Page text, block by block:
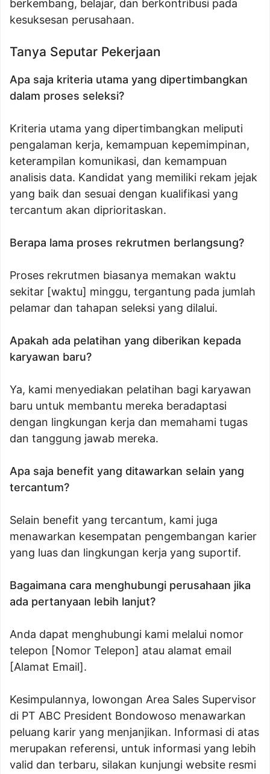
berkembang, belajar, dan berkontribusi pada
kesuksesan perusahaan.
Tanya Seputar Pekerjaan
Apa saja kriteria utama yang dipertimbangkan
dalam proses seleksi?
Kriteria utama yang dipertimbangkan meliputi
pengalaman kerja, kemampuan kepemimpinan,
keterampilan komunikasi, dan kemampuan
analisis data. Kandidat yang memiliki rekam jejak
yang baik dan sesuai dengan kualifikasi yang
tercantum akan diprioritaskan.
Berapa lama proses rekrutmen berlangsung?
Proses rekrutmen biasanya memakan waktu
sekitar [waktu] minggu, tergantung pada jumlah
pelamar dan tahapan seleksi yang dilalui.
Apakah ada pelatihan yang diberikan kepada
karyawan baru?
Ya, kami menyediakan pelatihan bagi karyawan
baru untuk membantu mereka beradaptasi
dengan lingkungan kerja dan memahami tugas
dan tanggung jawab mereka.
Apa saja benefit yang ditawarkan selain yang
tercantum?
Selain benefit yang tercantum, kami juga
menawarkan kesempatan pengembangan karier
yang luas dan lingkungan kerja yang suportif.
Bagaimana cara menghubungi perusahaan jika
ada pertanyaan lebih lanjut?
Anda dapat menghubungi kami melalui nomor
telepon [Nomor Telepon] atau alamat email
[Alamat Email].
Kesimpulannya, lowongan Area Sales Supervisor
di PT ABC President Bondowoso menawarkan
peluang karir yang menjanjikan. Informasi di atas
merupakan referensi, untuk informasi yang lebih
valid dan terbaru, silakan kunjungi website resmi